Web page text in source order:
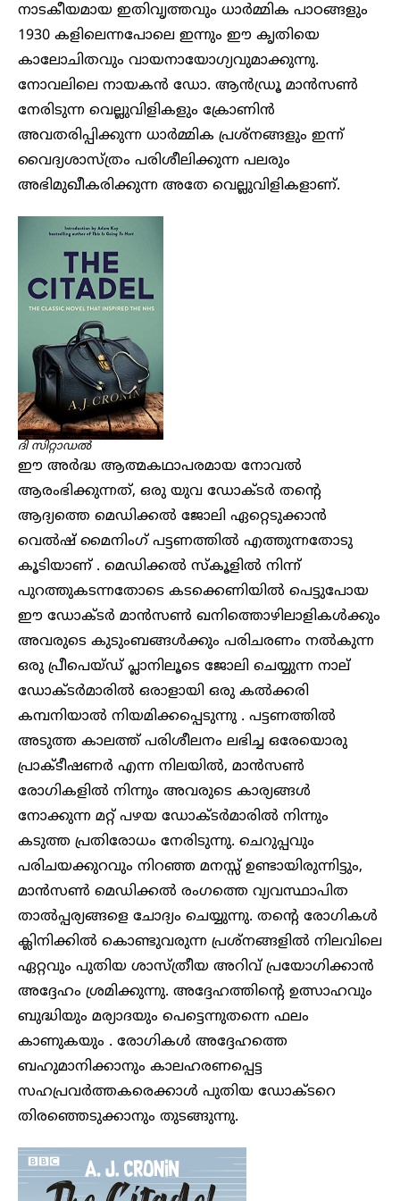
നാടകീയമായ ഇതിവൃത്തവും ധാർമ്മിക പാഠങ്ങളും
1930 കളിലെന്നപോലെ ഇന്നും ഈ കൃതിയെ
കാലോചിതവും വായനായോഗ്യവുമാക്കുന്നു.
നോവലിലെ നായകൻ ഡോ. ആൻഡ്രൂ മാൻസൺ
നേരിടുന്ന വെല്ലുവിളികളും ക്രോണിൻ
അവതരിപ്പിക്കുന്ന ധാർമ്മിക പ്രശ്‌നങ്ങളും ഇന്ന്
വൈദ്യശാസ്ത്രം പരിശീലിക്കുന്ന പലരും
അഭിമുഖീകരിക്കുന്ന അതേ വെല്ലുവിളികളാണ്.
ദി സിറ്റാഡൽ
ഈ അർദ്ധ ആത്മകഥാപരമായ നോവൽ
ആരംഭിക്കുന്നത്, ഒരു യുവ ഡോക്ടർ തന്റെ
ആദ്യത്തെ മെഡിക്കൽ ജോലി ഏറ്റെടുക്കാൻ
വെൽഷ് മൈനിംഗ് പട്ടണത്തിൽ എത്തുന്നതോടു
കൂടിയാണ് . മെഡിക്കൽ സ്‌കൂളിൽ നിന്ന്
പുറത്തുകടന്നതോടെ കടക്കെണിയിൽ പെട്ടുപോയ
ഈ ഡോക്ടർ മാൻസൺ ഖനിത്തൊഴിലാളികൾക്കും
അവരുടെ കുടുംബങ്ങൾക്കും പരിചരണം നൽകുന്ന
ഒരു പ്രീപെയ്ഡ് പ്ലാനിലൂടെ ജോലി ചെയ്യുന്ന നാല്
ഡോക്ടർമാരിൽ ഒരാളായി ഒരു കൽക്കരി
കമ്പനിയാൽ നിയമിക്കപ്പെടുന്നു . പട്ടണത്തിൽ
അടുത്ത കാലത്ത് പരിശീലനം ലഭിച്ച ഒരേയൊരു
പ്രാക്ടീഷണർ എന്ന നിലയിൽ, മാൻസൺ
രോഗികളിൽ നിന്നും അവരുടെ കാര്യങ്ങൾ
നോക്കുന്ന മറ്റ് പഴയ ഡോക്ടർമാരിൽ നിന്നും
കടുത്ത പ്രതിരോധം നേരിടുന്നു. ചെറുപ്പവും
പരിചയക്കുറവും നിറഞ്ഞ മനസ്സ് ഉണ്ടായിരുന്നിട്ടും,
മാൻസൺ മെഡിക്കൽ രംഗത്തെ വ്യവസ്ഥാപിത
താൽപ്പര്യങ്ങളെ ചോദ്യം ചെയ്യുന്നു. തന്റെ രോഗികൾ
ക്ലിനിക്കിൽ കൊണ്ടുവരുന്ന പ്രശ്‌നങ്ങളിൽ നിലവിലെ
ഏറ്റവും പുതിയ ശാസ്ത്രീയ അറിവ് പ്രയോഗിക്കാൻ
അദ്ദേഹം ശ്രമിക്കുന്നു. അദ്ദേഹത്തിന്റെ ഉത്സാഹവും
ബുദ്ധിയും മര്യാദയും പെട്ടെന്നുതന്നെ ഫലം
കാണുകയും . രോഗികൾ അദ്ദേഹത്തെ
ബഹുമാനിക്കാനും കാലഹരണപ്പെട്ട
സഹപ്രവർത്തകരെക്കാൾ പുതിയ ഡോക്ടറെ
തിരഞ്ഞെടുക്കാനും തുടങ്ങുന്നു.